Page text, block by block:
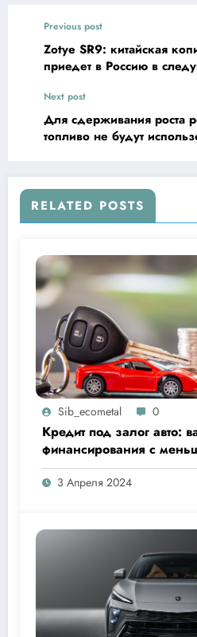
Previous post
Zotye SR9: китайская
приедет в Россию в
Next post
Для сдерживания роста
топливо не будут
RELATED POSTS
Sib_ecometal 0
Кредит под залог авто:
финансирования с
3 Апреля 2024